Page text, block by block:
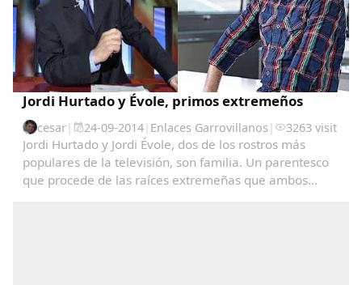
Jordi Hurtado y Évole, primos extremeños
cesar| 24-09-2014| Enlaces Garrovillanos | 3263 visit
Jordi Hurtado y Jordi Évole, dos de los rostros más
populares de la televisión, son familia. Un parentesco
que procede de las raíces extremeñas que ambos